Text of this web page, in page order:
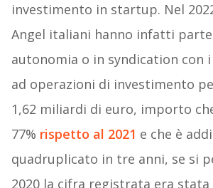
investimento in startup. Nel
Angel italiani hanno infatti
autonomia o in syndication con i
ad operazioni di investimento
1,62 miliardi di euro, importo
77% rispetto al 2021 e che è
quadruplicato in tre anni, se si
2020 la cifra registrata era